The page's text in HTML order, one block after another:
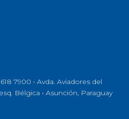
618 7900 • Avda. Aviadores del
Bélgica • Asunción, Paraguay